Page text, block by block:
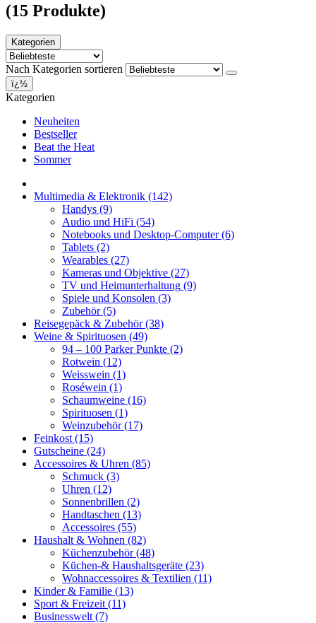
(15 Produkte)
Kategorien
Nach Kategorien sortieren
ï¿½
Kategorien
Neuheiten
Bestseller
Beat the Heat
Sommer
Multimedia & Elektronik (142)
Handys (9)
Audio und HiFi (54)
Notebooks und Desktop-Computer(6)
Tablets (2)
Wearables (27)
Kameras und Objektive (27)
TV und Heimunterhaltung (9)
Spiele und Konsolen (3)
Zubehör(5)
Reisegepäck & Zubehör(38)
Weine & Spirituosen (49)
94 – 100 Parker Punkte (2)
Rotwein (12)
Weisswein (1)
Roséwein (1)
Schaumweine (16)
Spirituosen (1)
Weinzubehör(17)
Feinkost (15)
Gutscheine (24)
Accessoires & Uhren (85)
Schmuck (3)
Uhren (12)
Sonnenbrillen (2)
Handtaschen (13)
Accessoires (55)
Haushalt & Wohnen (82)
Küchenzubehör(48)
Küchen-& Haushaltsgeräte (23)
Wohnaccessoires & Textilien (11)
Kinder & Familie (13)
Sport & Freizeit (11)
Businesswelt (7)